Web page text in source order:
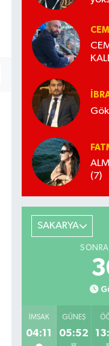
(7)
SAKARYA
İMSAK
04:11
GÜNEŞ
05:52